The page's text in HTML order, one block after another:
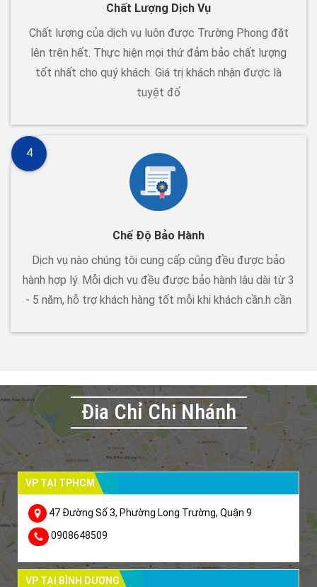
Chất Lượng Dịch Vụ
Chất lượng của dịch vụ luôn được Trường Phong đặt
lên trên hết. Thực hiện mọi thứ đảm bảo chất lượng
tốt nhất cho quý khách. Giá trị khách nhận được là
tuyệt đố
Chế Độ Bảo Hành
Dịch vụ nào chúng tôi cung cấp cũng đều được bảo
hành hợp lý. Mỗi dịch vụ đều được bảo hành lâu dài từ 3
- 5 năm, hỗ trợ khách hàng tốt mỗi khi khách cần.h cần
4
Đia Chỉ Chi Nhánh
VP TẠI TPHCM
47 Đường Số 3, Phường Long Trường, Quận 9
0908648509
VP TẠI BÌNH DƯƠNG